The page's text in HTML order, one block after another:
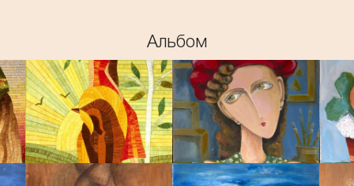
Альбом
ОТКРЫТЬ ОТКРЫТЬ